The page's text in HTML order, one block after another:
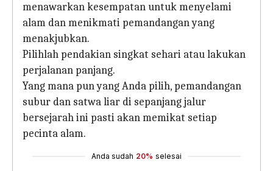
menawarkan kesempatan untuk menyelami
alam dan menikmati pemandangan yang
menakjubkan.
Pilihlah pendakian singkat sehari atau lakukan
perjalanan panjang.
Yang mana pun yang Anda pilih, pemandangan
subur dan satwa liar di sepanjang jalur
bersejarah ini pasti akan memikat setiap
pecinta alam.
Anda sudah 20% selesai